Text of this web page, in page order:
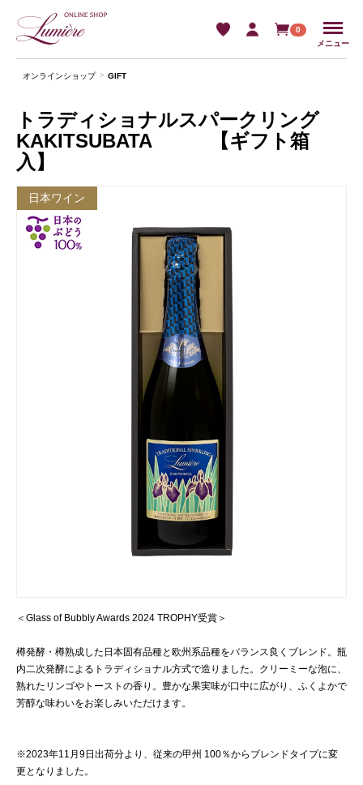
0
メニュー
オンラインショップ GIFT
トラディショナルスパークリング
KAKITSUBATA 【ギフト箱
入】
日本ワイン
＜Glass of Bubbly Awards 2024 TROPHY受賞＞
樽発酵・樽熟成した日本固有品種と欧州系品種をバランス良くブレンド。瓶
内二次発酵によるトラディショナル方式で造りました。クリーミーな泡に、
熟れたリンゴやトーストの香り。豊かな果実味が口中に広がり、ふくよかで
芳醇な味わいをお楽しみいただけます。
※2023年11月9日出荷分より、従来の甲州 100％からブレンドタイプに変
更となりました。